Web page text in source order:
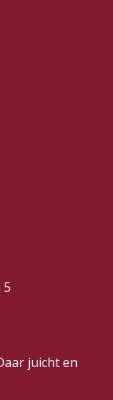
5
juicht en